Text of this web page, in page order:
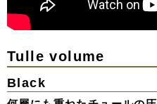
Tulle volume
Black